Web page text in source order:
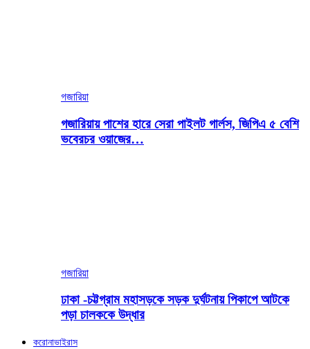
গজারিয়া
গজারিয়ায় পাশের হারে সেরা পাইলট গার্লস, জিপিএ ৫ বেশি
ভবেরচর ওয়াজের…
গজারিয়া
ঢাকা -চট্টগ্রাম মহাসড়কে সড়ক দুর্ঘটনায় পিকাপে আটকে
পড়া চালককে উদ্ধার
করোনাভাইরাস